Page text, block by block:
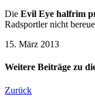
Die Evil Eye halfrim
Radsportler nicht
15. März 2013
Weitere Beiträge zu
Zurück